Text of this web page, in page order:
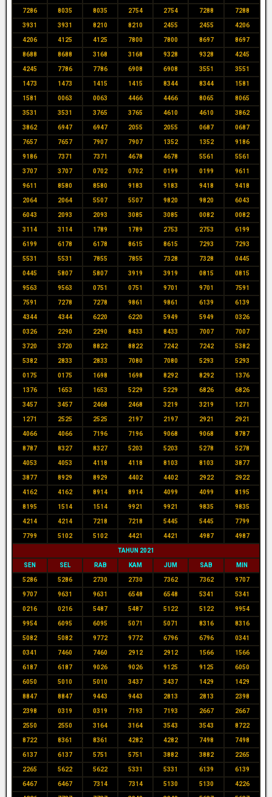
7286 8035 8035 2754 2754 7288 7288
3931 3931 8210 8210 2455 2455 4206
4206 4125 4125 7800 7800 8697 8697
8688 8688 3168 3168 9328 9328 4245
4245 7786 7786 6908 6908 3551 3551
1473 1473 1415 1415 8344 8344 1581
1581 0063 0063 4466 4466 8065 8065
3531 3531 3765 3765 4610 4610 3862
3862 6947 6947 2055 2055 0687 0687
7657 7657 7907 7907 1352 1352 9186
9186 7371 7371 4678 4678 5561 5561
3707 3707 0702 0702 0199 0199 9611
9611 8580 8580 9183 9183 9418 9418
2064 2064 5507 5507 9820 9820 6043
6043 2093 2093 3085 3085 0082 0082
3114 3114 1789 1789 2753 2753 6199
6199 6178 6178 8615 8615 7293 7293
5531 5531 7855 7855 7328 7328 0445
0445 5807 5807 3919 3919 0815 0815
9563 9563 0751 0751 9701 9701 7591
7591 7278 7278 9861 9861 6139 6139
4344 4344 6220 6220 5949 5949 0326
0326 2290 2290 8433 8433 7007 7007
3720 3720 8822 8822 7242 7242 5382
5382 2833 2833 7080 7080 5293 5293
0175 0175 1698 1698 8292 8292 1376
1376 1653 1653 5229 5229 6826 6826
3457 3457 2468 2468 3219 3219 1271
1271 2525 2525 2197 2197 2921 2921
4066 4066 7196 7196 9068 9068 8787
8787 8327 8327 5203 5203 5278 5278
4053 4053 4118 4118 8103 8103 3877
3877 8929 8929 4402 4402 2922 2922
4162 4162 8914 8914 4099 4099 8195
8195 1514 1514 9921 9921 9835 9835
4214 4214 7218 7218 5445 5445 7799
7799 5102 5102 4421 4421 4987 4987
TAHUN 2021
SEN SEL RAB KAM JUM SAB MIN
5286 5286 2730 2730 7362 7362 9707
9707 9631 9631 6548 6548 5341 5341
0216 0216 5487 5487 5122 5122 9954
9954 6095 6095 5071 5071 8316 8316
5082 5082 9772 9772 6796 6796 0341
0341 7460 7460 2912 2912 1566 1566
6187 6187 9026 9026 9125 9125 6050
6050 5010 5010 3437 3437 1429 1429
8847 8847 9443 9443 2813 2813 2398
2398 0319 0319 7193 7193 2667 2667
2550 2550 3164 3164 3543 3543 8722
8722 8361 8361 4282 4282 7498 7498
6137 6137 5751 5751 3882 3882 2265
2265 5622 5622 5331 5331 6139 6139
6467 6467 7314 7314 5130 5130 4226